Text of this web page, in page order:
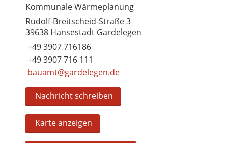
Kommunale Wärmeplanung
Rudolf-Breitscheid-Straße 3
39638 Hansestadt Gardelegen
+49 3907 716186
+49 3907 716 111
bauamt@gardelegen.de
Nachricht schreiben
Karte anzeigen